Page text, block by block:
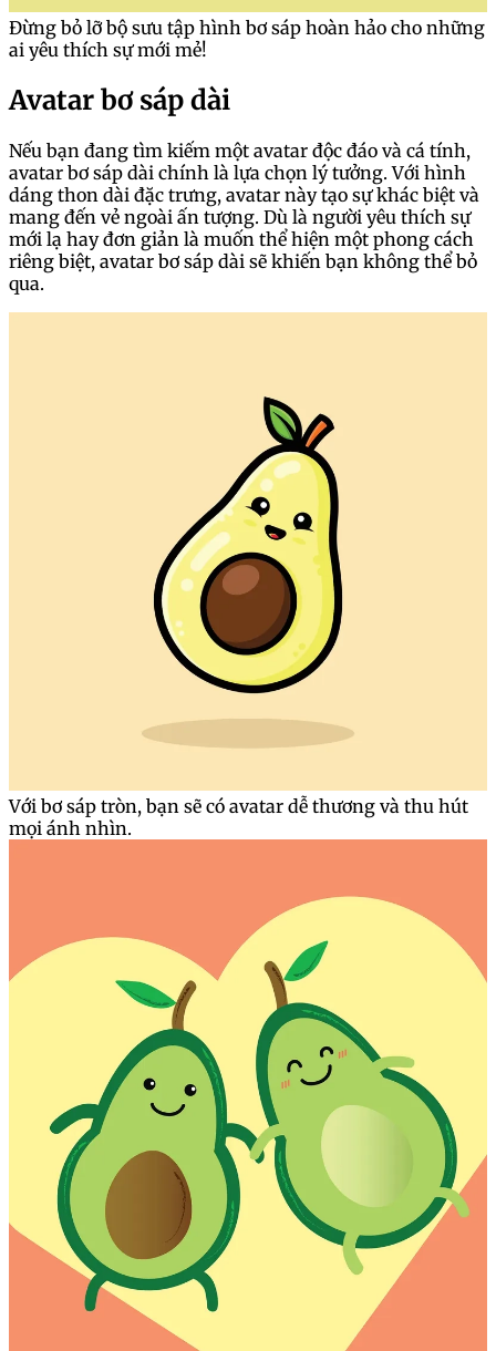
Đừng bỏ lỡ bộ sưu tập hình bơ sáp hoàn hảo cho những
ai yêu thích sự mới mẻ!
Avatar bơ sáp dài
Nếu bạn đang tìm kiếm một avatar độc đáo và cá tính,
avatar bơ sáp dài chính là lựa chọn lý tưởng. Với hình
dáng thon dài đặc trưng, avatar này tạo sự khác biệt và
mang đến vẻ ngoài ấn tượng. Dù là người yêu thích sự
mới lạ hay đơn giản là muốn thể hiện một phong cách
riêng biệt, avatar bơ sáp dài sẽ khiến bạn không thể bỏ
qua.
Với bơ sáp tròn, bạn sẽ có avatar dễ thương và thu hút
mọi ánh nhìn.